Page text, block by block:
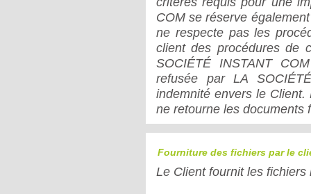
COM se réserve
ne respecte pas les
client des procédures de
SOCIÉTÉ INSTANT
refusée par LA
indemnité envers le
ne retourne les documents
Fourniture des fichiers par le
Le Client fournit les fichiers